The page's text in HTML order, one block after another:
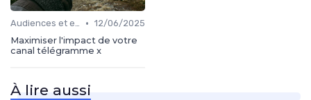
Audiences et engagement • 12/06/2025
Maximiser l'impact de votre
canal télégramme x
À lire aussi